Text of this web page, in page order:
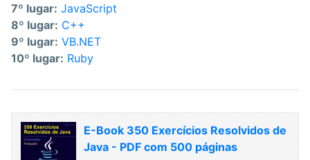
7º lugar: JavaScript
8º lugar: C++
9º lugar: VB.NET
10º lugar: Ruby
E-Book 350 Exercícios Resolvidos de
Java - PDF com 500 páginas